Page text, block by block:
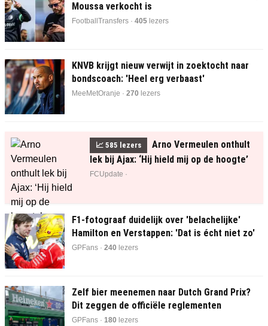
Moussa verkocht is
FootballTransfers · 405 lezers
KNVB krijgt nieuw verwijt in zoektocht naar
bondscoach: 'Heel erg verbaast'
MeeMetOranje · 270 lezers
📈 585 lezers
Arno Vermeulen onthult
lek bij Ajax: ‘Hij hield mij op de hoogte’
FCUpdate ·
F1-fotograaf duidelijk over 'belachelijke'
Hamilton en Verstappen: 'Dat is écht niet zo'
GPFans · 240 lezers
Zelf bier meenemen naar Dutch Grand Prix?
Dit zeggen de officiële reglementen
GPFans · 180 lezers